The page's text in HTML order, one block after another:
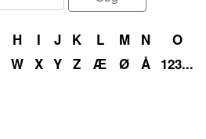
H I J K L M N
O
W X Y Z Æ Ø Å 123...